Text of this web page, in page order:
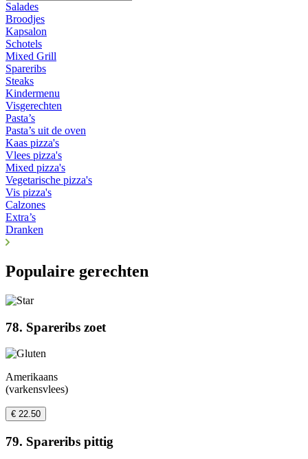
Salades
Broodjes
Kapsalon
Schotels
Mixed Grill
Spareribs
Steaks
Kindermenu
Visgerechten
Pasta’s
Pasta’s uit de oven
Kaas pizza's
Vlees pizza's
Mixed pizza's
Vegetarische pizza's
Vis pizza's
Calzones
Extra’s
Dranken
Populaire gerechten
78. Spareribs zoet
Amerikaans
(varkensvlees)
€ 22.50
79. Spareribs pittig